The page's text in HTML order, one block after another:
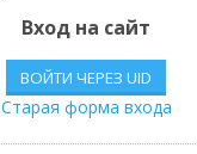
Вход на сайт
ВОЙТИ ЧЕРЕЗ UID
Старая форма входа